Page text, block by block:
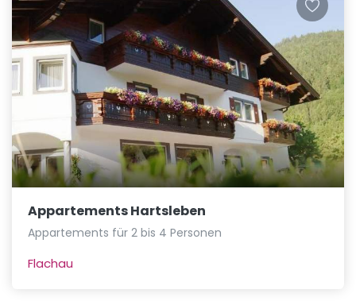
Appartements Hartsleben
Appartements für 2 bis 4 Personen
Flachau